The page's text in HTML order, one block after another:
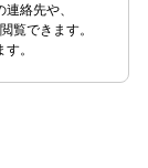
絡先や、
覧できます。
。